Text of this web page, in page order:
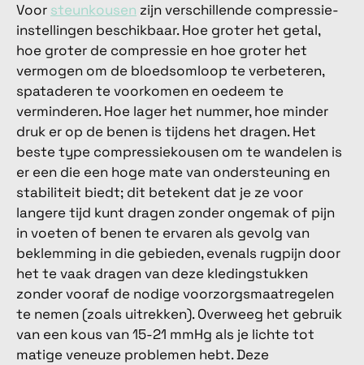
Voor steunkousen zijn verschillende compressie-
instellingen beschikbaar. Hoe groter het getal,
hoe groter de compressie en hoe groter het
vermogen om de bloedsomloop te verbeteren,
spataderen te voorkomen en oedeem te
verminderen. Hoe lager het nummer, hoe minder
druk er op de benen is tijdens het dragen. Het
beste type compressiekousen om te wandelen is
er een die een hoge mate van ondersteuning en
stabiliteit biedt; dit betekent dat je ze voor
langere tijd kunt dragen zonder ongemak of pijn
in voeten of benen te ervaren als gevolg van
beklemming in die gebieden, evenals rugpijn door
het te vaak dragen van deze kledingstukken
zonder vooraf de nodige voorzorgsmaatregelen
te nemen (zoals uitrekken). Overweeg het gebruik
van een kous van 15-21 mmHg als je lichte tot
matige veneuze problemen hebt. Deze